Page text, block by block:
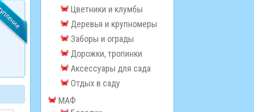
Цветники и клумбы
Деревья и крупномеры
Заборы и ограды
Дорожки, тропинки
Аксессуары для сада
Отдых в саду
МАФ